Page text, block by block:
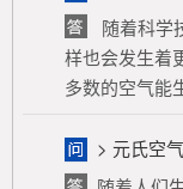
样也会发生着
多数的空气能
> 元氏空
随着人们
友们基本上在